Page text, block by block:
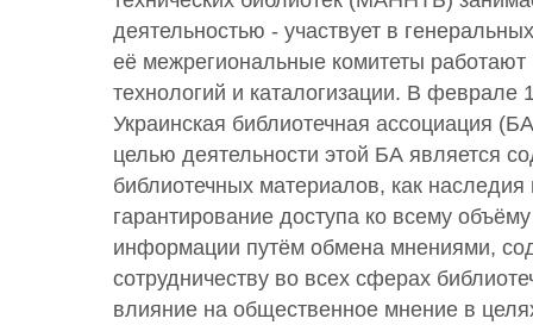
деятельностью - участвует в
её межрегиональные комитеты работают
технологий и каталогизации. В феврале
Украинская библиотечная ассоциация
целью деятельности этой БА является
библиотечных материалов, как наследия
гарантирование доступа ко всему
информации путём обмена мнениями,
сотрудничеству во всех сферах
влияние на общественное мнение в